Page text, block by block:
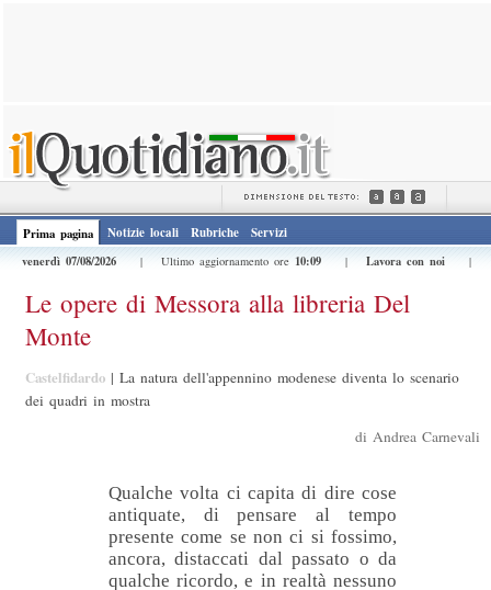
Prima pagina Notizie locali Rubriche
Servizi
venerdì 07/08/2026
| Ultimo aggiornamento ore 10:09 | Lavora con noi |
Le opere di Messora alla libreria Del
Monte
Castelfidardo | La natura dell'appennino modenese diventa lo scenario
dei quadri in mostra
di Andrea Carnevali
Qualche volta ci capita di dire cose
antiquate, di pensare al tempo
presente come se non ci si fossimo,
ancora, distaccati dal passato o da
qualche ricordo, e in realtà nessuno